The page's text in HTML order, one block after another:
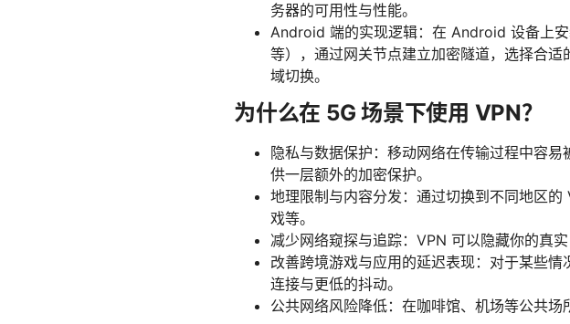
务器的可用性与性能。
Android 端的实现逻辑：在 Android 设备上
等），通过网关节点建立加密隧道，选择合
域切换。
为什么在 5G 场景下使用 VPN？
隐私与数据保护：移动网络在传输过程中容
供一层额外的加密保护。
地理限制与内容分发：通过切换到不同地区
戏等。
减少网络窥探与追踪：VPN 可以隐藏你的真
改善跨境游戏与应用的延迟表现：对于某些
连接与更低的抖动。
公共网络风险降低：在咖啡馆、机场等公共场